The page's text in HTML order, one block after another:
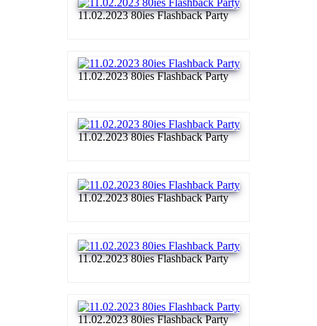
11.02.2023 80ies Flashback Party
11.02.2023 80ies Flashback Party
11.02.2023 80ies Flashback Party
11.02.2023 80ies Flashback Party
11.02.2023 80ies Flashback Party
11.02.2023 80ies Flashback Party